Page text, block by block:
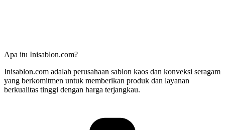
Apa itu Inisablon.com?
Inisablon.com adalah perusahaan sablon kaos dan konveksi seragam
yang berkomitmen untuk memberikan produk dan layanan
berkualitas tinggi dengan harga terjangkau.